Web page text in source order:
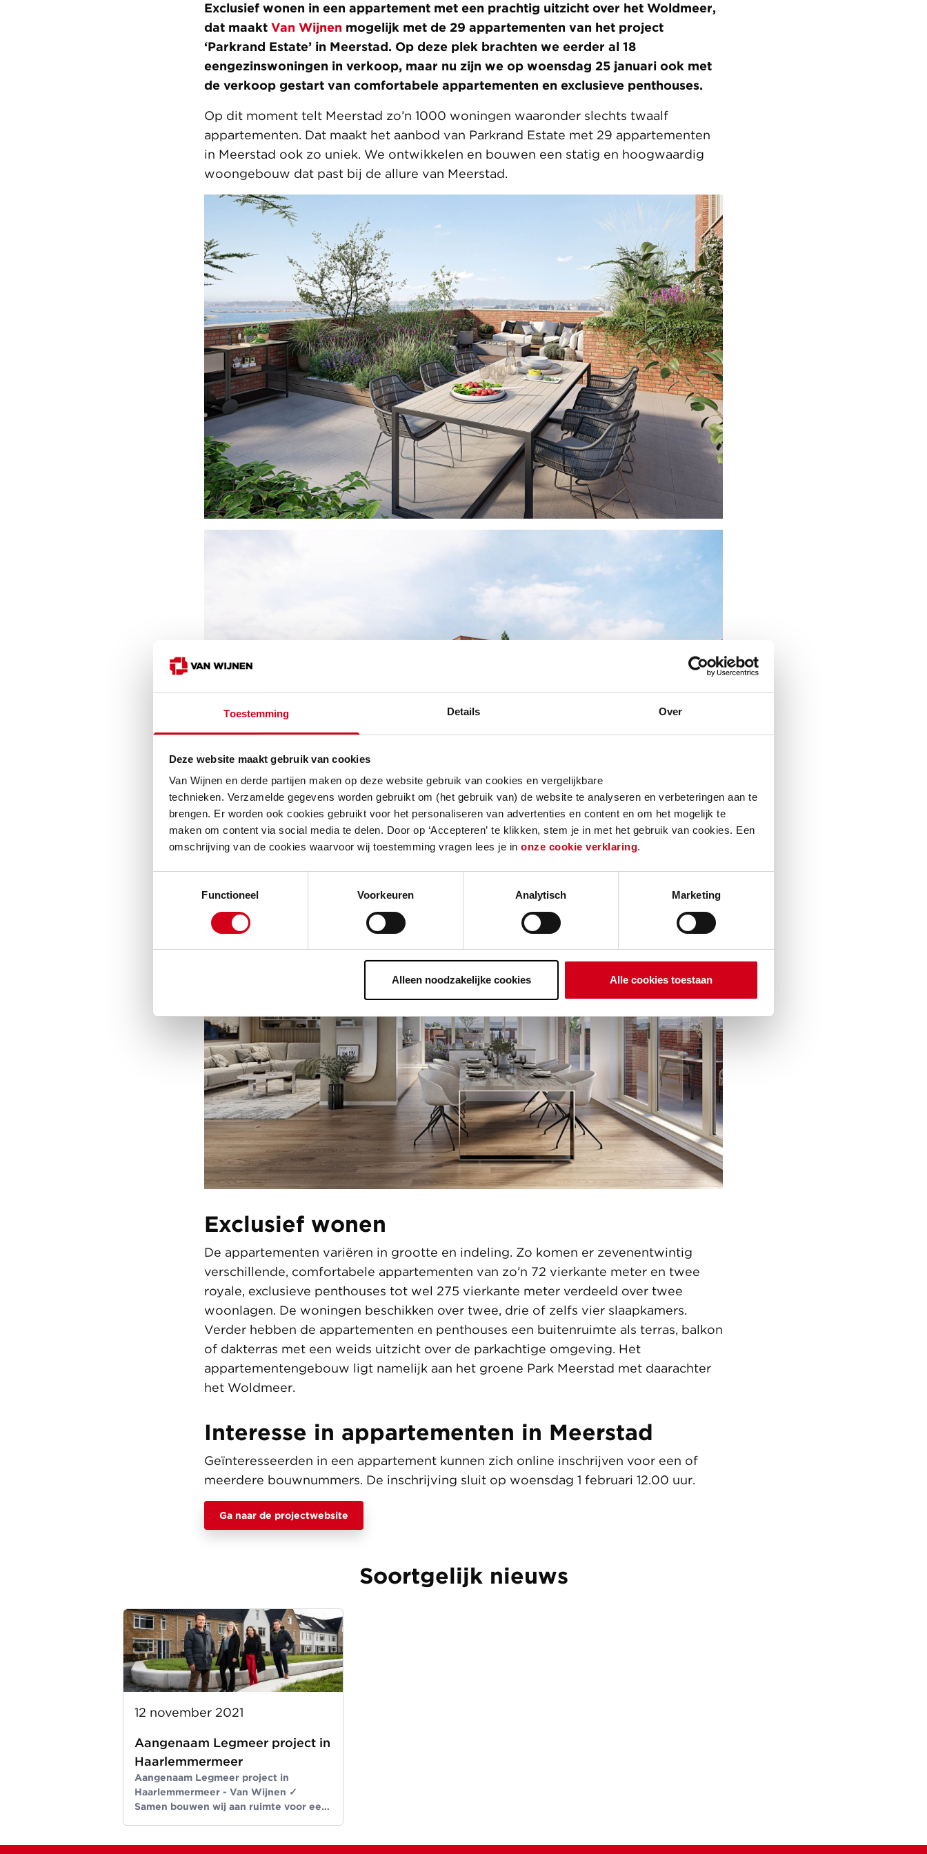
Toestemming Details Over
Deze website maakt gebruik van cookies
Van Wijnen en derde partijen maken op deze website gebruik van cookies en vergelijkbare
technieken. Verzamelde gegevens worden gebruikt om (het gebruik van) de website te analyseren en verbeteringen aan te
brengen. Er worden ook cookies gebruikt voor het personaliseren van advertenties en content en om het mogelijk te
maken om content via social media te delen. Door op ‘Accepteren’ te klikken, stem je in met het gebruik van cookies. Een
omschrijving van de cookies waarvoor wij toestemming vragen lees je in onze cookie verklaring.
Functioneel
Voorkeuren Analytisch Marketing
Alleen noodzakelijke cookies Alle cookies toestaan
Exclusief wonen in een appartement met een prachtig uitzicht over het Woldmeer,
dat maakt Van Wijnen mogelijk met de 29 appartementen van het project
‘Parkrand Estate’ in Meerstad. Op deze plek brachten we eerder al 18
eengezinswoningen in verkoop, maar nu zijn we op woensdag 25 januari ook met
de verkoop gestart van comfortabele appartementen en exclusieve penthouses.
Op dit moment telt Meerstad zo’n 1000 woningen waaronder slechts twaalf
appartementen. Dat maakt het aanbod van Parkrand Estate met 29 appartementen
in Meerstad ook zo uniek. We ontwikkelen en bouwen een statig en hoogwaardig
woongebouw dat past bij de allure van Meerstad.
Exclusief wonen
De appartementen variëren in grootte en indeling. Zo komen er zevenentwintig
verschillende, comfortabele appartementen van zo’n 72 vierkante meter en twee
royale, exclusieve penthouses tot wel 275 vierkante meter verdeeld over twee
woonlagen. De woningen beschikken over twee, drie of zelfs vier slaapkamers.
Verder hebben de appartementen en penthouses een buitenruimte als terras, balkon
of dakterras met een weids uitzicht over de parkachtige omgeving. Het
appartementengebouw ligt namelijk aan het groene Park Meerstad met daarachter
het Woldmeer.
Interesse in appartementen in Meerstad
Geïnteresseerden in een appartement kunnen zich online inschrijven voor een of
meerdere bouwnummers. De inschrijving sluit op woensdag 1 februari 12.00 uur.
Ga naar de projectwebsite
Soortgelijk nieuws
12 november 2021
Aangenaam Legmeer project in
Haarlemmermeer
Aangenaam Legmeer project in
Haarlemmermeer - Van Wijnen ✓
Samen bouwen wij aan ruimte voor een